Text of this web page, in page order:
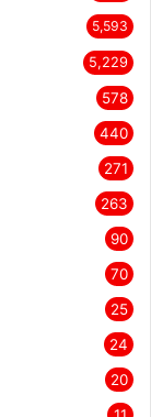
5,593
5,229
578
440
271
263
90
70
25
24
20